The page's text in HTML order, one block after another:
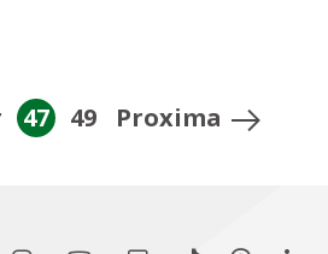
47 49 Proxima